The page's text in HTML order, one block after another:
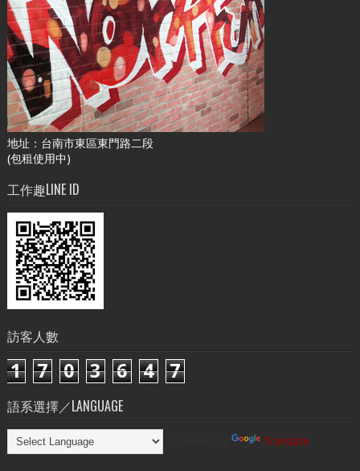
地址：台南市東區東門路二段
(包租使用中)
工作趣LINE ID
訪客人數
1 7 0 3 6 4 7
語系選擇／LANGUAGE
Translate